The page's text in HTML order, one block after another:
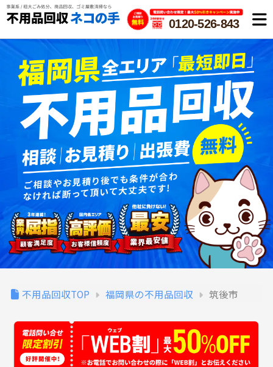
0120-526-843
不用品回収TOP 福岡県の不用品回収 筑後市